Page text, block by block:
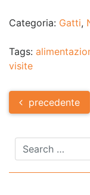
Categoria: Gatti,
Tags:
visite
Post
precedente